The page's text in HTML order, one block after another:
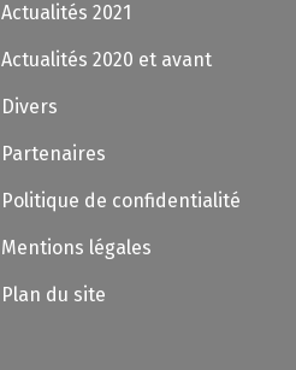
Actualités 2021
Actualités 2020 et avant
Divers
Partenaires
Politique de confidentialité
Mentions légales
Plan du site